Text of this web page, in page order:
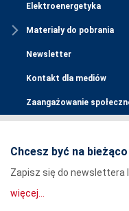
Elektroenergetyka
Materiały do pobrania
Newsletter
Kontakt dla mediów
Zaangażowanie
Chcesz być na
Zapisz się do newslettera
więcej...